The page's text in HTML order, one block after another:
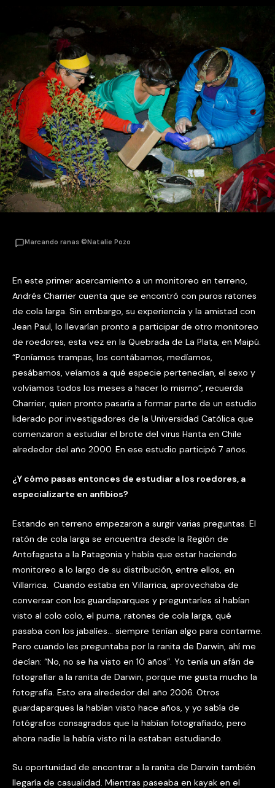
Marcando ranas ©Natalie Pozo
En este primer acercamiento a un monitoreo en terreno,
Andrés Charrier cuenta que se encontró con puros ratones
de cola larga. Sin embargo, su experiencia y la amistad con
Jean Paul, lo llevarían pronto a participar de otro monitoreo
de roedores, esta vez en la Quebrada de La Plata, en Maipú.
“Poníamos trampas, los contábamos, medíamos,
pesábamos, veíamos a qué especie pertenecían, el sexo y
volvíamos todos los meses a hacer lo mismo”, recuerda
Charrier, quien pronto pasaría a formar parte de un estudio
liderado por investigadores de la Universidad Católica que
comenzaron a estudiar el brote del virus Hanta en Chile
alrededor del año 2000. En ese estudio participó 7 años.
¿Y cómo pasas entonces de estudiar a los roedores, a
especializarte en anfibios?
Estando en terreno empezaron a surgir varias preguntas. El
ratón de cola larga se encuentra desde la Región de
Antofagasta a la Patagonia y había que estar haciendo
monitoreo a lo largo de su distribución, entre ellos, en
Villarrica. Cuando estaba en Villarrica, aprovechaba de
conversar con los guardaparques y preguntarles si habían
visto al colo colo, el puma, ratones de cola larga, qué
pasaba con los jabalíes… siempre tenían algo para contarme.
Pero cuando les preguntaba por la ranita de Darwin, ahí me
decían: “No, no se ha visto en 10 años”. Yo tenía un afán de
fotografiar a la ranita de Darwin, porque me gusta mucho la
fotografía. Esto era alrededor del año 2006. Otros
guardaparques la habían visto hace años, y yo sabía de
fotógrafos consagrados que la habían fotografiado, pero
ahora nadie la había visto ni la estaban estudiando.
Su oportunidad de encontrar a la ranita de Darwin también
llegaría de casualidad. Mientras paseaba en kayak en el